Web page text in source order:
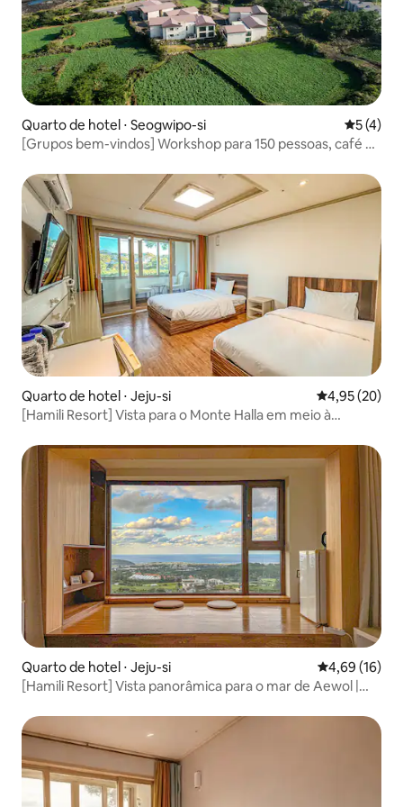
Quarto de hotel ⋅ Seogwipo-si 5 de
5 (4)
[Grupos bem-vindos] Workshop para 150 pessoas, café da
em contato
Quarto de hotel ⋅ Jeju-si 4,95 de uma
4,95 (20)
[Hamili Resort] Vista para o Monte Halla em meio à
para descansar com conforto |
Quarto de hotel ⋅ Jeju-si 4,69 de uma
4,69 (16)
[Hamili Resort] Vista panorâmica para o mar de Aewol |
confortável